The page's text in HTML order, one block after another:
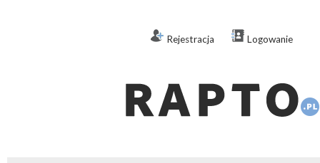
Rejestracja Logowanie